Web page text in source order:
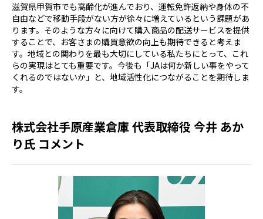
滋賀県甲賀市でも高齢化が進んでおり、運転免許返納や身体の不
自由などで移動手段がない方が徐々に増えているという課題があ
ります。そのような方々に向けて購入商品の配送サービスを提供
することで、お客さまの購買意欲の向上も期待できると考えま
す。地域との関わりを最も大切にしている私たちにとって、これ
らの実現はとても重要です。今後も「JAは何か新しい事をやって
くれるのではないか」と、地域活性化につながることを期待しま
す。
株式会社手原産業倉庫 代表取締役 今井 あか
り氏 コメント